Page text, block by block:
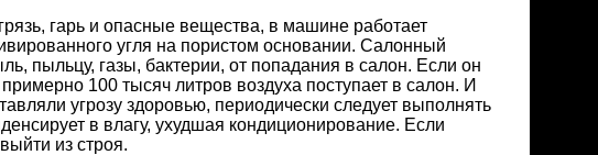
гарь и опасные вещества, в машине работает
угля на пористом основании. Салонный
пыльцу, газы, бактерии, от попадания в салон. Если он
100 тысяч литров воздуха поступает в салон. И
угрозу здоровью, периодически следует выполнять
в влагу, ухудшая кондиционирование. Если
из строя.